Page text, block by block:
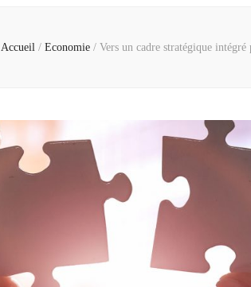
Accueil / Economie / Vers un cadre stratégique